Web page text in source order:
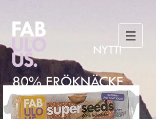
NYTT!
80% FRÖKNÄCKE